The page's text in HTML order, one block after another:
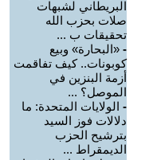
البريطاني لشبهات
صلات بحزب الله
تحقيقات ب ...
- «البحارة» وبيع
كوبونات.. كيف تفاقمت
أزمة البنزين في
الموصل؟ ...
- الولايات المتحدة: ما
دلالات فوز السيد
بترشيح الحزب
الديمقراط ...